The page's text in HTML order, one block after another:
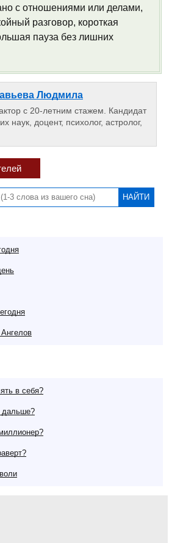
с отношениями или делами,
разговор, короткая
пауза без лишних
Людмила
с 20-летним стажем. Кандидат
наук, доцент, психолог, астролог,
в себя?
дальше?